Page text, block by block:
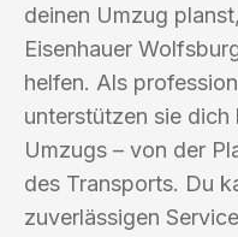
deinen Umzug
Eisenhauer
helfen. Als
unterstützen sie dich
Umzugs – von der
des Transports. Du
zuverlässigen